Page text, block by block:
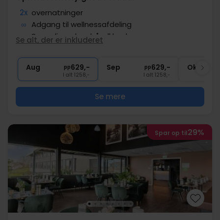
2x overnatninger
∞ Adgang til wellnessafdeling
∞
Sengelinned og håndklæder
∞ Gratis internet
Se alt, der er inkluderet
Aug pp629,-
I alt 1258,-
Sep pp629,-
I alt 1258,-
Okt
Se mere
Spar op til29%